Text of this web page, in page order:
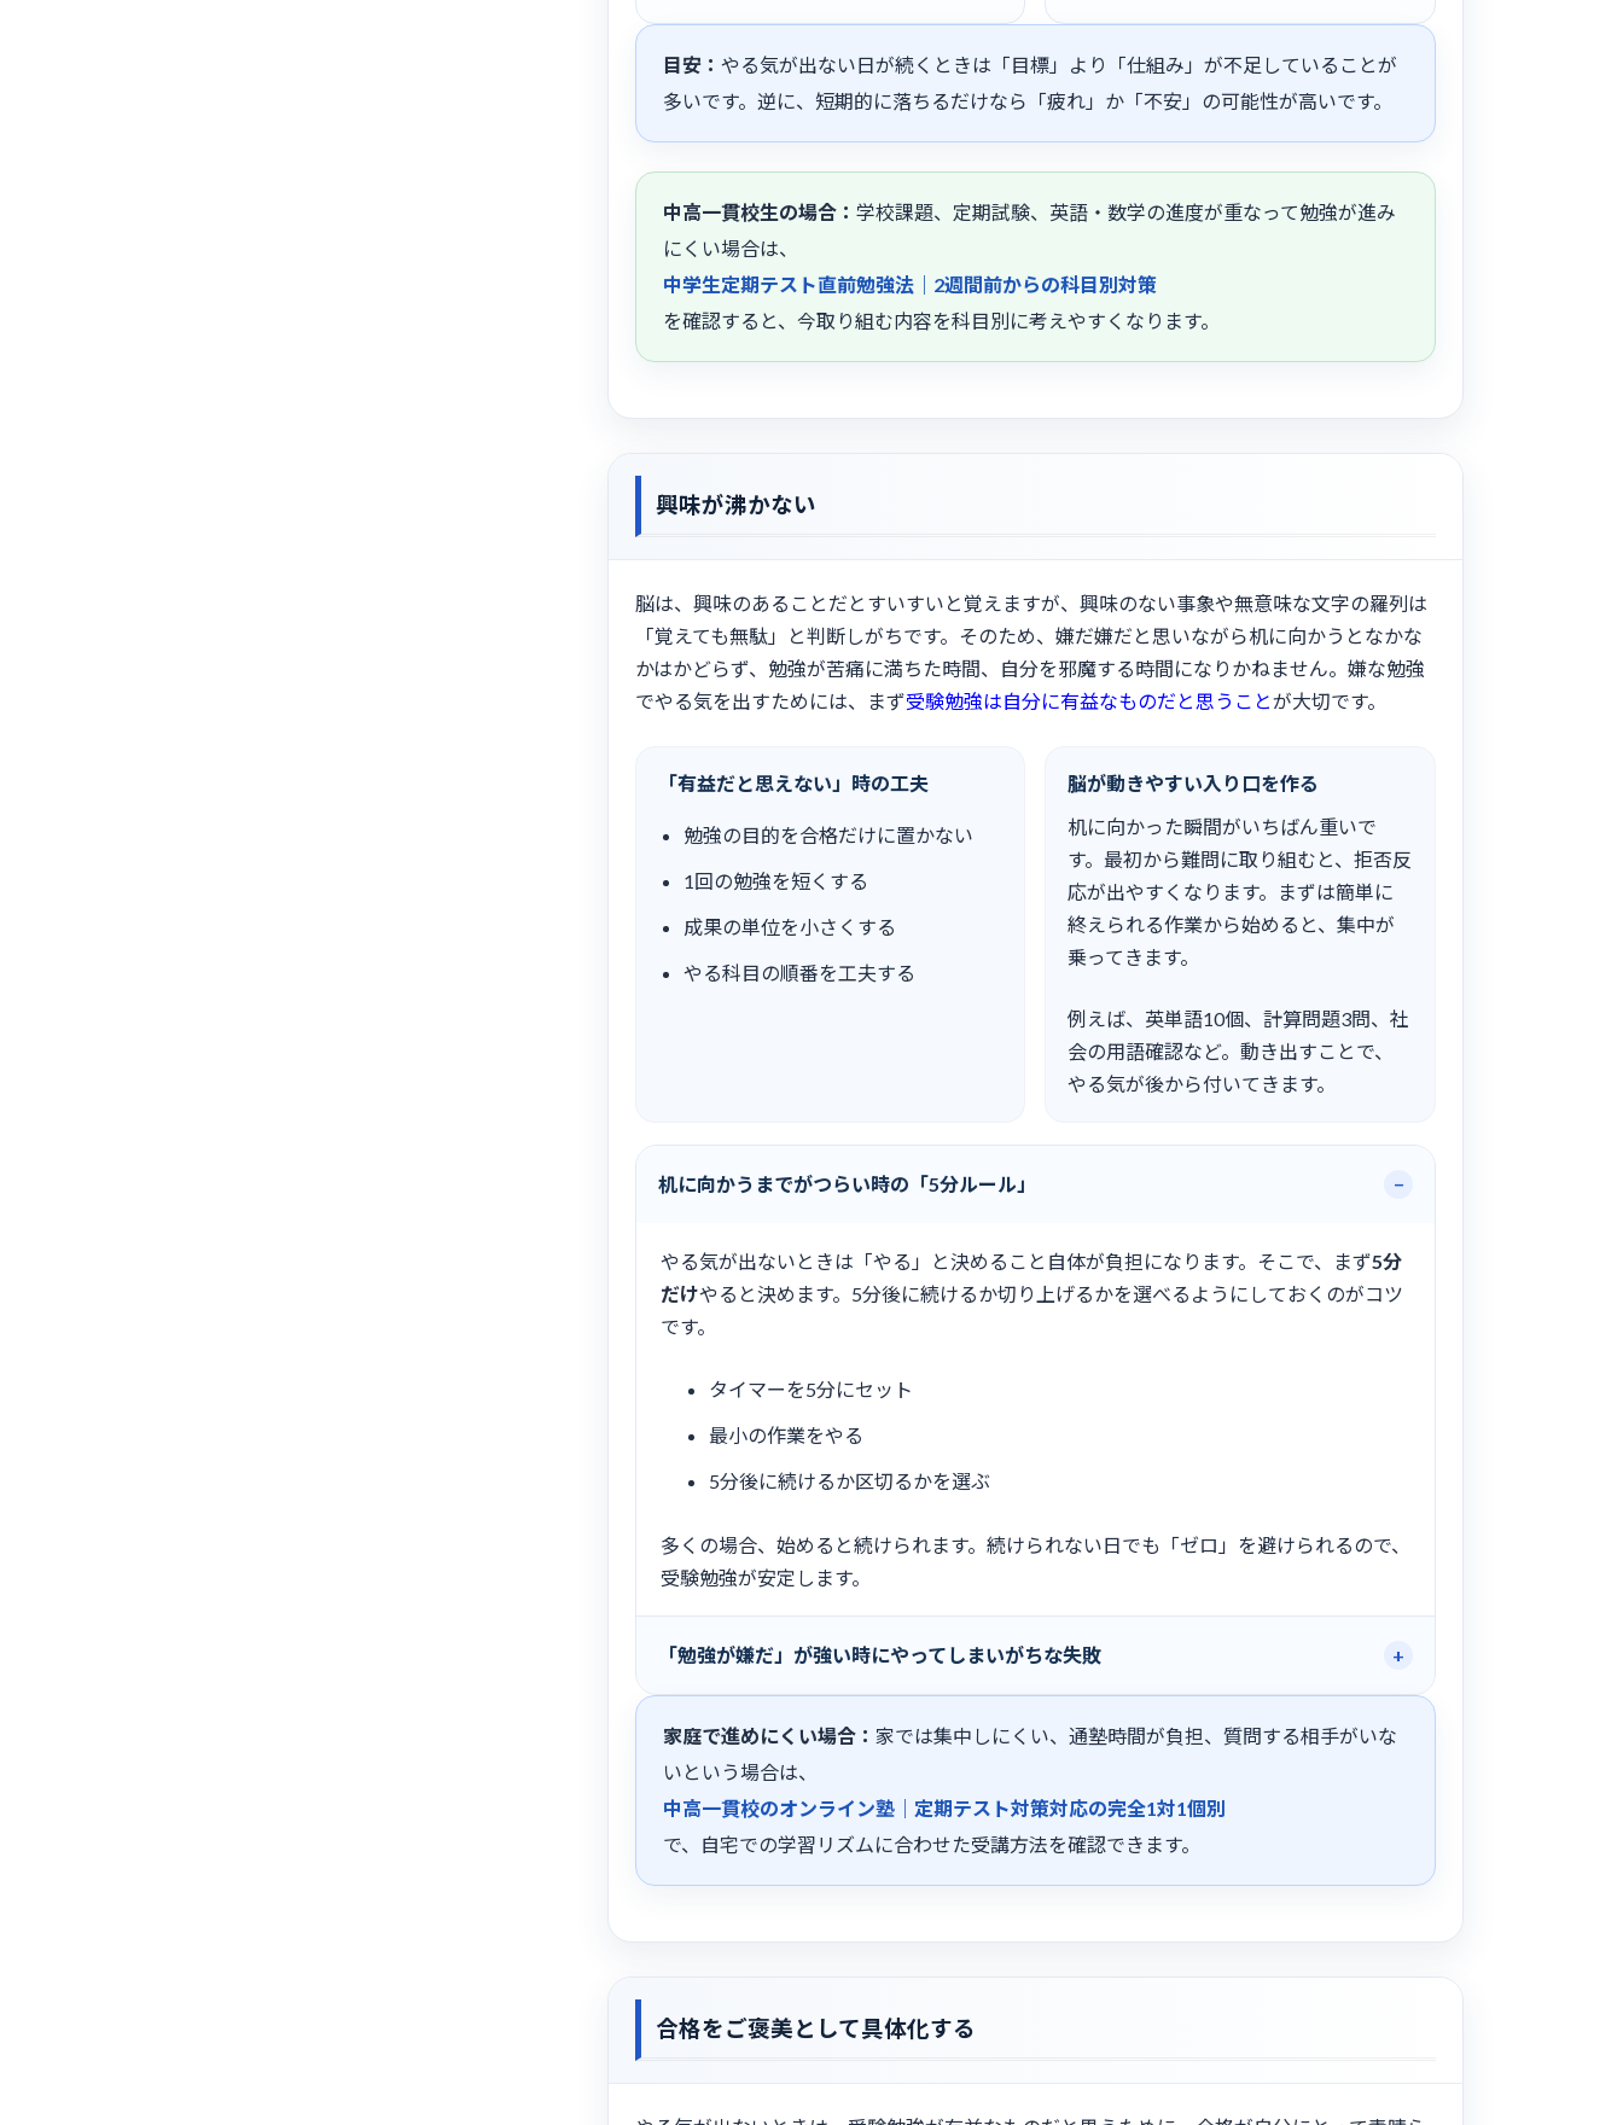
目安： やる気が出ない日が続くときは「目標」より「仕組み」が不足していることが
多いです。逆に、短期的に落ちるだけなら「疲れ」か「不安」の可能性が高いです。
中高一貫校生の場合： 学校課題、定期試験、英語・数学の進度が重なって勉強が進み
にくい場合は、
中学生定期テスト直前勉強法｜2週間前からの科目別対策
を確認すると、今取り組む内容を科目別に考えやすくなります。
興味が沸かない
脳は、興味のあることだとすいすいと覚えますが、興味のない事象や無意味な文字の羅列は
「覚えても無駄」と判断しがちです。そのため、嫌だ嫌だと思いながら机に向かうとなかな
かはかどらず、勉強が苦痛に満ちた時間、自分を邪魔する時間になりかねません。嫌な勉強
でやる気を出すためには、まず受験勉強は自分に有益なものだと思うことが大切です。
「有益だと思えない」時の工夫
勉強の目的を合格だけに置かない
1回の勉強を短くする
成果の単位を小さくする
やる科目の順番を工夫する
脳が動きやすい入り口を作る
机に向かった瞬間がいちばん重いで
す。最初から難問に取り組むと、拒否反
応が出やすくなります。まずは簡単に
終えられる作業から始めると、集中が
乗ってきます。
例えば、英単語10個、計算問題3問、社
会の用語確認など。動き出すことで、
やる気が後から付いてきます。
机に向かうまでがつらい時の「5分ルール」
やる気が出ないときは「やる」と決めること自体が負担になります。そこで、まず5分
だけやると決めます。5分後に続けるか切り上げるかを選べるようにしておくのがコツ
です。
タイマーを5分にセット
最小の作業をやる
5分後に続けるか区切るかを選ぶ
多くの場合、始めると続けられます。続けられない日でも「ゼロ」を避けられるので、
受験勉強が安定します。
「勉強が嫌だ」が強い時にやってしまいがちな失敗
家庭で進めにくい場合： 家では集中しにくい、通塾時間が負担、質問する相手がいな
いという場合は、
中高一貫校のオンライン塾｜定期テスト対策対応の完全1対1個別
で、自宅での学習リズムに合わせた受講方法を確認できます。
合格をご褒美として具体化する